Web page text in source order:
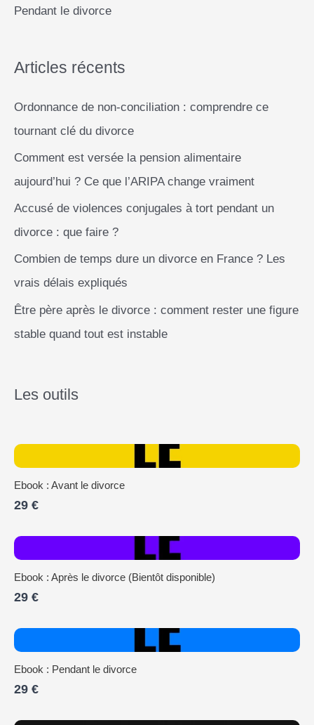
h
:
Pendant le divorce
Articles récents
Ordonnance de non-conciliation : comprendre ce
tournant clé du divorce
Comment est versée la pension alimentaire
aujourd’hui ? Ce que l’ARIPA change vraiment
Accusé de violences conjugales à tort pendant un
divorce : que faire ?
Combien de temps dure un divorce en France ? Les
vrais délais expliqués
Être père après le divorce : comment rester une figure
stable quand tout est instable
Les outils
Ebook : Avant le divorce
29 €
Ebook : Après le divorce (Bientôt disponible)
29 €
Ebook : Pendant le divorce
29 €